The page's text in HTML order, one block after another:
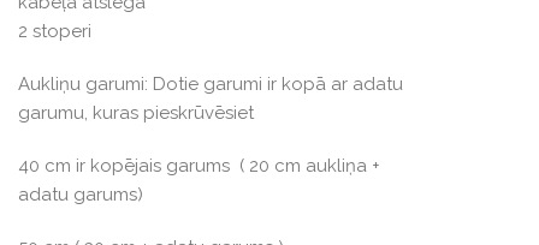
2 stoperi
Aukliņu garumi: Dotie garumi ir kopā ar adatu
garumu, kuras pieskrūvēsiet
40 cm ir kopējais garums ( 20 cm aukliņa +
adatu garums)